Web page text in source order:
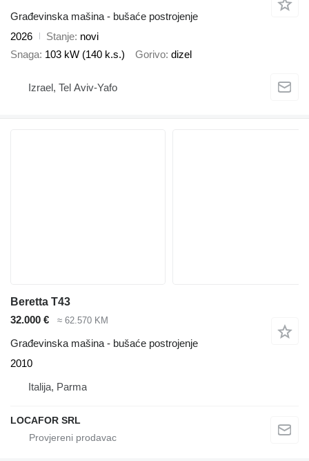
Građevinska mašina - bušaće postrojenje
2026
Stanje novi
Snaga 103 kW (140 k.s.) Gorivo dizel
Izrael, Tel Aviv-Yafo
Beretta T43
32.000 €
≈ 62.570 KM
Građevinska mašina - bušaće postrojenje
2010
Italija, Parma
LOCAFOR SRL